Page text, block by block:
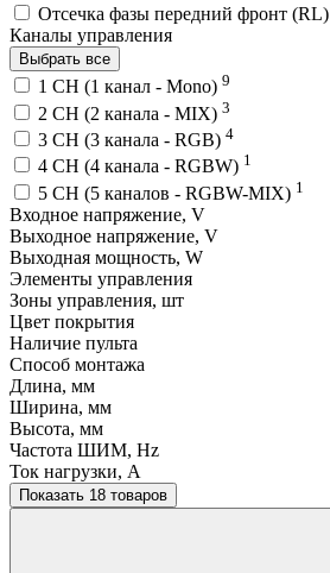
Отсечка фазы передний фронт (RL)
Каналы управления
Выбрать все
1 CH (1 канал - Mono) 9
2 CH (2 канала - MIX) 3
3 CH (3 канала - RGB) 4
4 CH (4 канала - RGBW) 1
5 CH (5 каналов - RGBW-MIX) 1
Входное напряжение, V
Выходное напряжение, V
Выходная мощность, W
Элементы управления
Зоны управления, шт
Цвет покрытия
Наличие пульта
Способ монтажа
Длина, мм
Ширина, мм
Высота, мм
Частота ШИМ, Hz
Ток нагрузки, A
Показать 18 товаров